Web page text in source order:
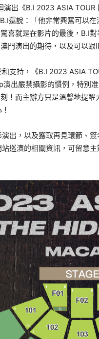
出《B.I 2023 ASIA TOUR
還說：「他非常興奮可以
喜就是在影片的最後，B.I
門演出的期待，以及可以跟
支持，《B.I 2023 ASIA
出嚴禁攝影的慣例，特別
！而主辦方只是溫馨地提
出，以及獲取再見環節、
巡演的相關資訊，可留意